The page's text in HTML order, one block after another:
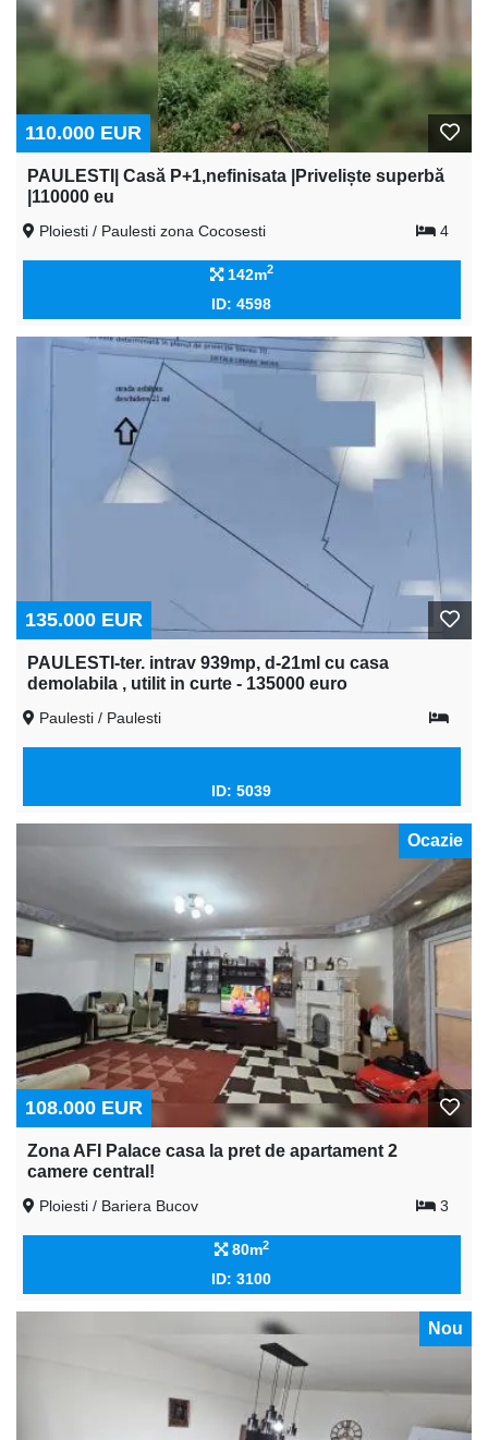
110.000 EUR
PAULESTI| Casă P+1,nefinisata |Priveliște superbă
|110000 eu
Ploiesti / Paulesti zona Cocosesti 4
142m2
ID: 4598
135.000 EUR
PAULESTI-ter. intrav 939mp, d-21ml cu casa
demolabila , utilit in curte - 135000 euro
Paulesti / Paulesti
ID: 5039
Ocazie
108.000 EUR
Zona AFI Palace casa la pret de apartament 2
camere central!
Ploiesti / Bariera Bucov 3
80m2
ID: 3100
Nou